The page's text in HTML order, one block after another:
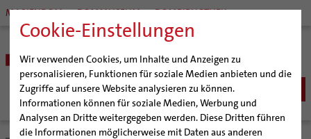
Cookie-Einstellungen
Wir verwenden Cookies, um Inhalte und Anzeigen zu
personalisieren, Funktionen für soziale Medien anbieten und die
Zugriffe auf unsere Website analysieren zu können.
Informationen können für soziale Medien, Werbung und
Analysen an Dritte weitergegeben werden. Diese Dritten führen
die Informationen möglicherweise mit Daten aus anderen
MARIENDOM DOMMUSEUM DOMBIBLIOTHEK
BISTUM